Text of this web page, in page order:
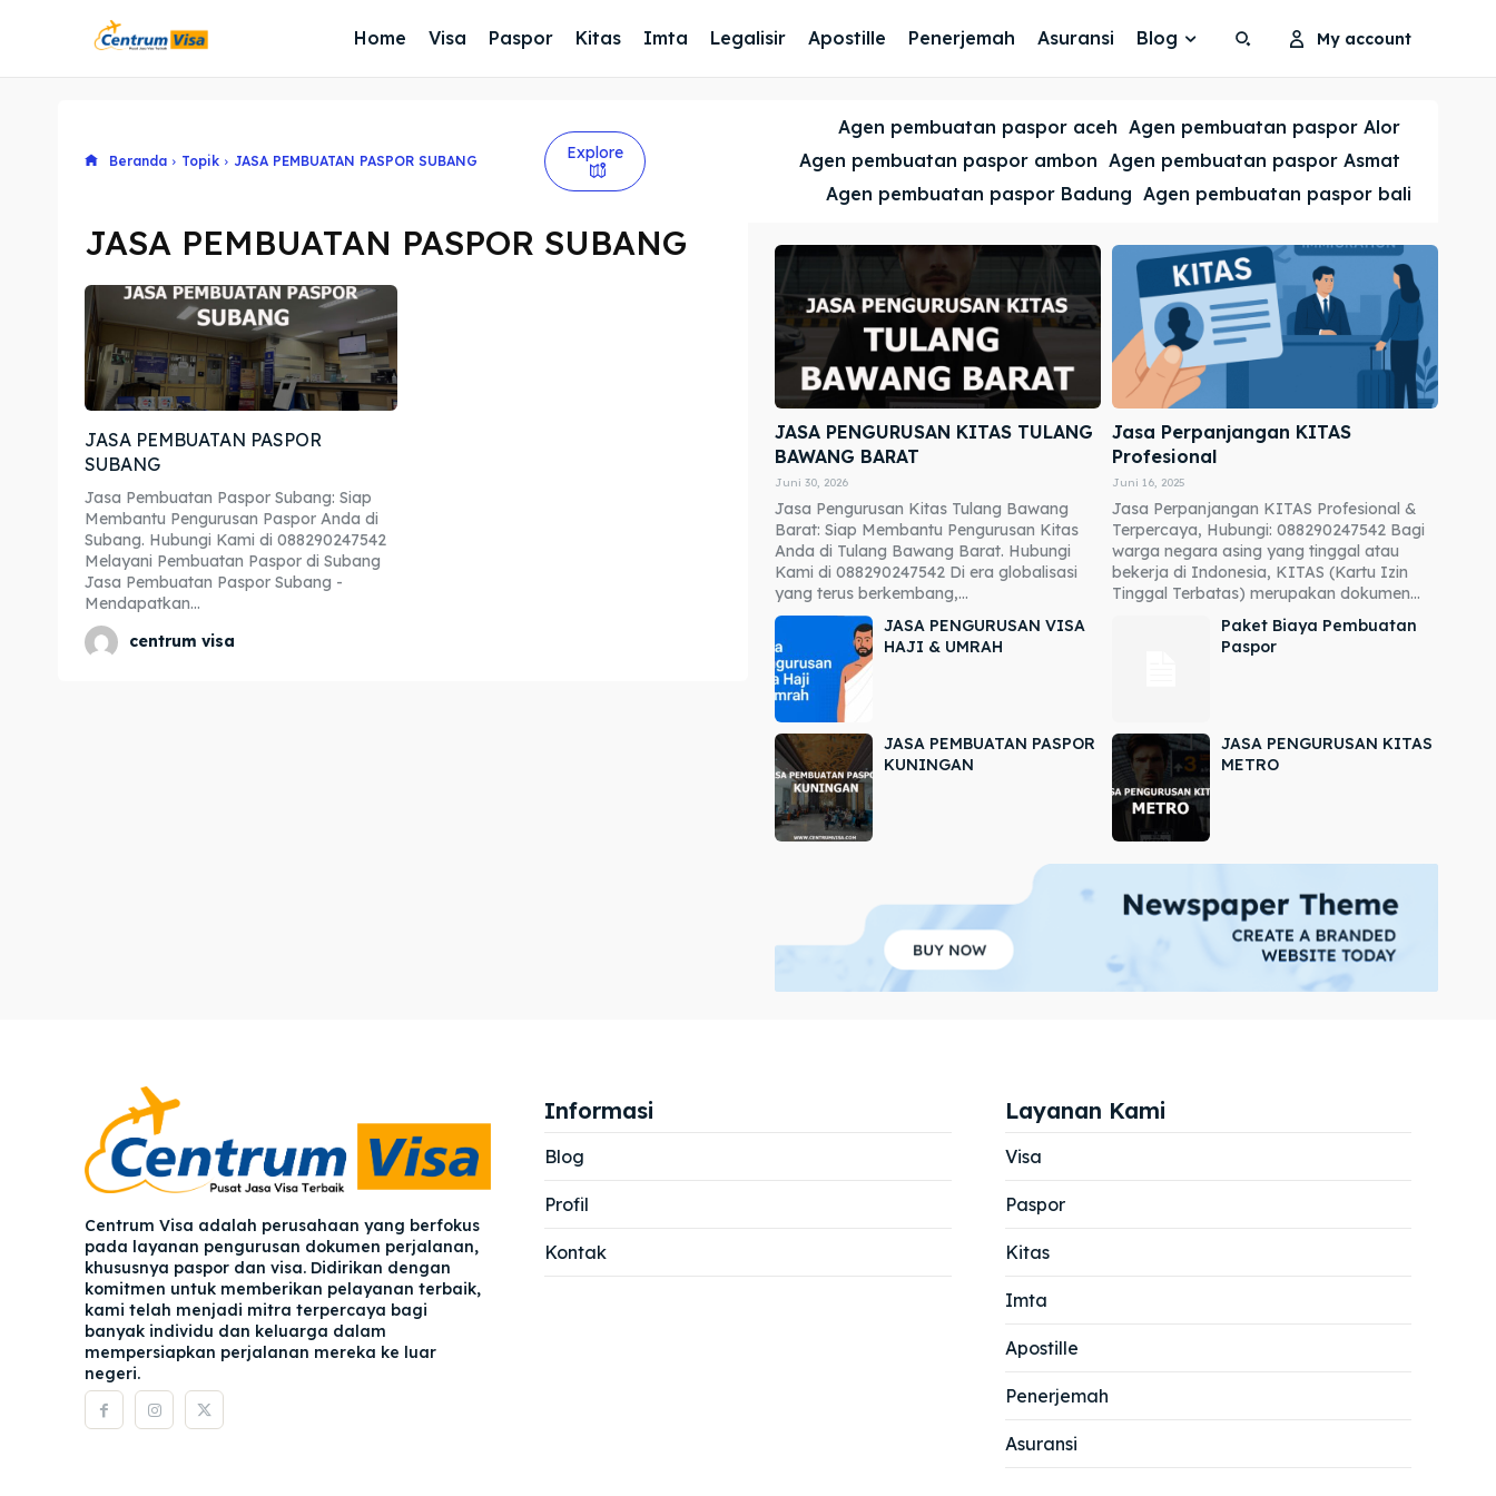
Explore our destinations
Blog
Cari
Explore our destinations
Blog
Cari
Home Visa Paspor Kitas Imta Legalisir Apostille Penerjemah Asuransi Blog My account
Beranda Topik JASA PEMBUATAN PASPOR SUBANG Explore
Agen pembuatan paspor aceh Agen pembuatan paspor Alor
Agen pembuatan paspor ambon Agen pembuatan paspor Asmat
Agen pembuatan paspor Badung Agen pembuatan paspor bali
JASA PEMBUATAN PASPOR SUBANG
JASA PEMBUATAN PASPOR
SUBANG
Jasa Pembuatan Paspor Subang: Siap
Membantu Pengurusan Paspor Anda di
Subang. Hubungi Kami di 088290247542
Melayani Pembuatan Paspor di Subang
Jasa Pembuatan Paspor Subang -
Mendapatkan...
centrum visa
JASA PENGURUSAN KITAS TULANG
BAWANG BARAT
Juni 30, 2026
Jasa Pengurusan Kitas Tulang Bawang
Barat: Siap Membantu Pengurusan Kitas
Anda di Tulang Bawang Barat. Hubungi
Kami di 088290247542 Di era globalisasi
yang terus berkembang,...
Jasa Perpanjangan KITAS
Profesional
Juni 16, 2025
Jasa Perpanjangan KITAS Profesional &
Terpercaya, Hubungi: 088290247542 Bagi
warga negara asing yang tinggal atau
bekerja di Indonesia, KITAS (Kartu Izin
Tinggal Terbatas) merupakan dokumen...
JASA PENGURUSAN VISA
HAJI & UMRAH
Paket Biaya Pembuatan
Paspor
JASA PEMBUATAN PASPOR
KUNINGAN
JASA PENGURUSAN KITAS
METRO
Centrum Visa adalah perusahaan yang berfokus
pada layanan pengurusan dokumen perjalanan,
khususnya paspor dan visa. Didirikan dengan
komitmen untuk memberikan pelayanan terbaik,
kami telah menjadi mitra terpercaya bagi
banyak individu dan keluarga dalam
mempersiapkan perjalanan mereka ke luar
negeri.
Informasi
Blog
Profil
Kontak
Layanan Kami
Visa
Paspor
Kitas
Imta
Apostille
Penerjemah
Asuransi